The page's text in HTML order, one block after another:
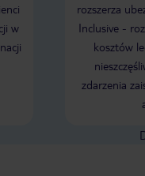
w
rozszerza
Inclusive -
kosztów
zdarzenia